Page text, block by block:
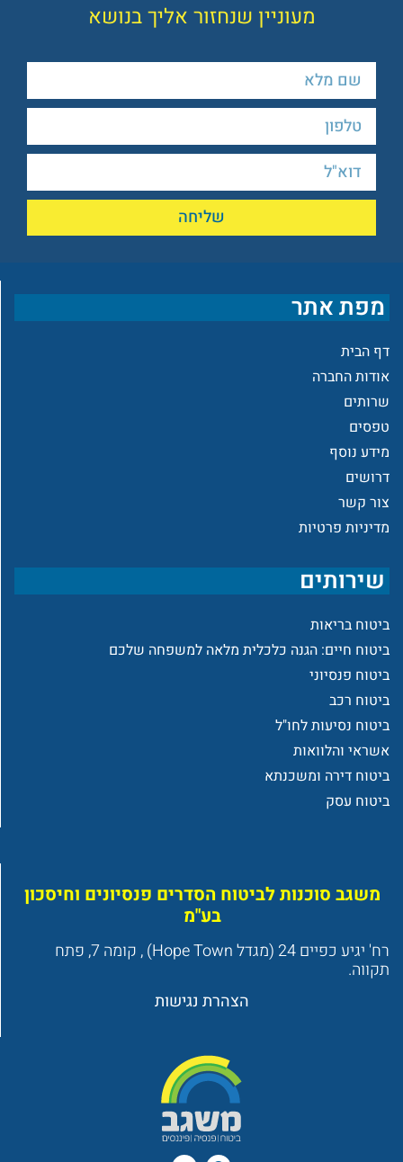
מעוניין שנחזור אליך בנושא
שליחה
מפת אתר
דף הבית
אודות החברה
שרותים
טפסים
מידע נוסף
דרושים
צור קשר
מדיניות פרטיות
שירותים
ביטוח בריאות
ביטוח חיים: הגנה כלכלית מלאה למשפחה שלכם
ביטוח פנסיוני
ביטוח רכב
ביטוח נסיעות לחו"ל
אשראי והלוואות
ביטוח דירה ומשכנתא
ביטוח עסק
משגב סוכנות לביטוח הסדרים פנסיונים וחיסכון
בע"מ
רח' יגיע כפיים 24 (מגדל Hope Town) , קומה 7, פתח
תקווה.
הצהרת נגישות